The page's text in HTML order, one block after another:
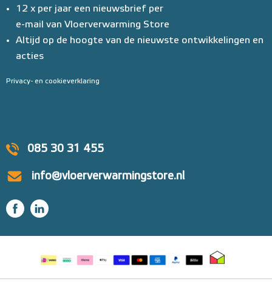
085 30 31 455
info@vloerverwarmingstore.nl
12 x per jaar een nieuwsbrief per
e-mail van Vloerverwarming Store
Altijd op de hoogte van de nieuwste ontwikkelingen en
acties
Privacy- en cookieverklaring